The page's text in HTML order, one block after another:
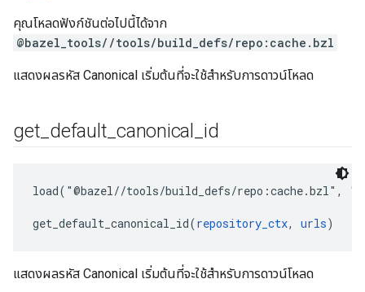
คุณโหลดฟังก์ชันต่อไปนี้ได้จาก
@bazel_tools//tools/build_defs/repo:cache.bzl
แสดงผลรหัส Canonical เริ่มต้นที่จะใช้สำหรับการดาวน์โหลด
get default _canonical id
load("@bazel//tools/build_defs/repo:cache.bzl",
get_default_canonical_id(repository_ctx, urls
แสดงผลรหัส Canonical เริ่มต้นที่จะใช้สำหรับการดาวน์โหลด